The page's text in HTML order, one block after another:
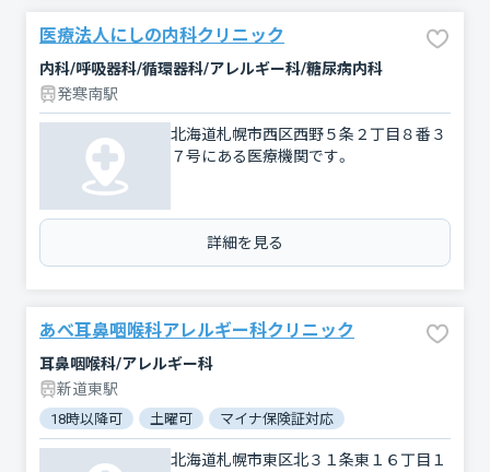
医療法人にしの内科クリニック
内科/呼吸器科/循環器科/アレルギー科/糖尿病内科
発寒南駅
北海道札幌市西区西野５条２丁目８番３
７号にある医療機関です。
詳細を見る
あべ耳鼻咽喉科アレルギー科クリニック
耳鼻咽喉科/アレルギー科
新道東駅
18時以降可 土曜可 マイナ保険証対応
北海道札幌市東区北３１条東１６丁目１